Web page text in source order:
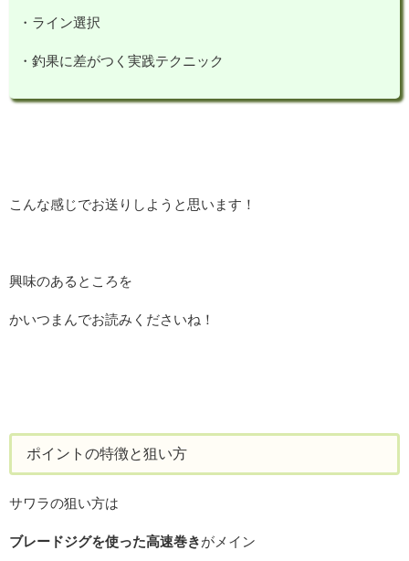
・ライン選択
・釣果に差がつく実践テクニック
こんな感じでお送りしようと思います！
興味のあるところを
かいつまんでお読みくださいね！
ポイントの特徴と狙い方
サワラの狙い方は
ブレードジグを使った高速巻きがメイン